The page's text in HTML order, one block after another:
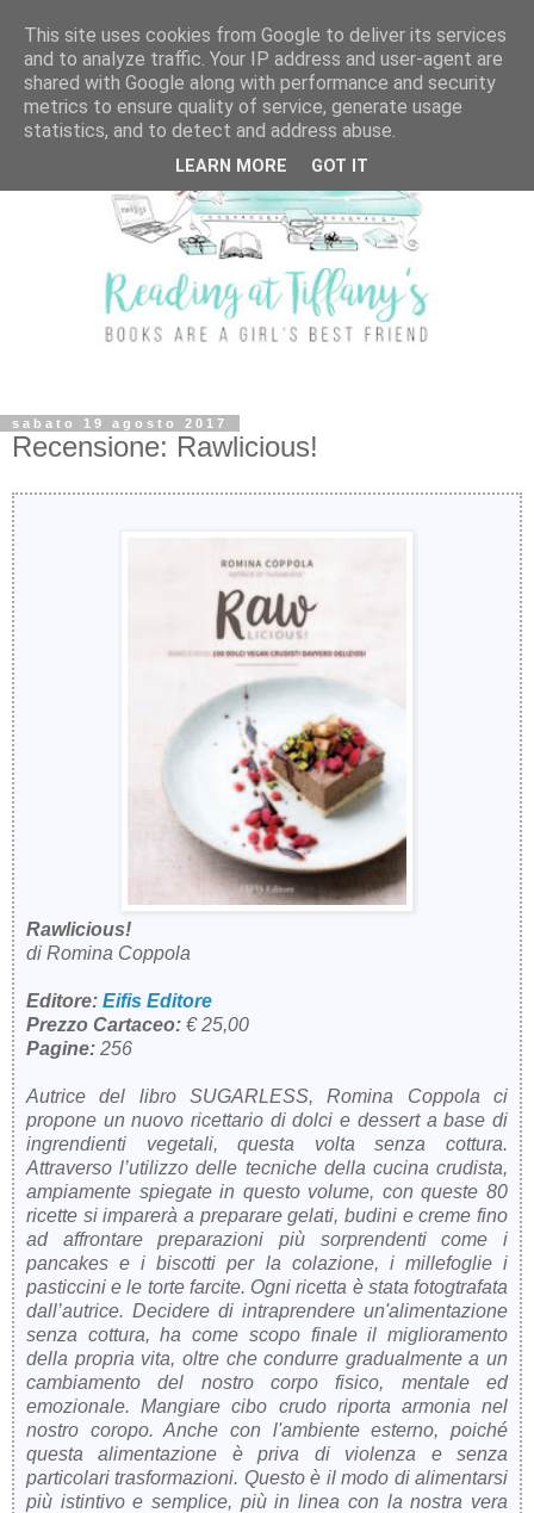
sabato 19 agosto 2017
Recensione: Rawlicious!
Rawlicious!
di Romina Coppola
Editore: Eifis Editore
Prezzo Cartaceo: € 25,00
Pagine: 256
Autrice del libro SUGARLESS, Romina Coppola ci
propone un nuovo ricettario di dolci e dessert a base di
ingrendienti vegetali, questa volta senza cottura.
Attraverso l’utilizzo delle tecniche della cucina crudista,
ampiamente spiegate in questo volume, con queste 80
ricette si imparerà a preparare gelati, budini e creme fino
ad affrontare preparazioni più sorprendenti come i
pancakes e i biscotti per la colazione, i millefoglie i
pasticcini e le torte farcite. Ogni ricetta è stata fotogtrafata
dall’autrice. Decidere di intraprendere un'alimentazione
senza cottura, ha come scopo finale il miglioramento
della propria vita, oltre che condurre gradualmente a un
cambiamento del nostro corpo fisico, mentale ed
emozionale. Mangiare cibo crudo riporta armonia nel
nostro coropo. Anche con l'ambiente esterno, poiché
questa alimentazione è priva di violenza e senza
particolari trasformazioni. Questo è il modo di alimentarsi
più istintivo e semplice, più in linea con la nostra vera
This site uses cookies from Google to deliver its services
and to analyze traffic. Your IP address and user-agent are
shared with Google along with performance and security
metrics to ensure quality of service, generate usage
statistics, and to detect and address abuse.
LEARN MORE GOT IT